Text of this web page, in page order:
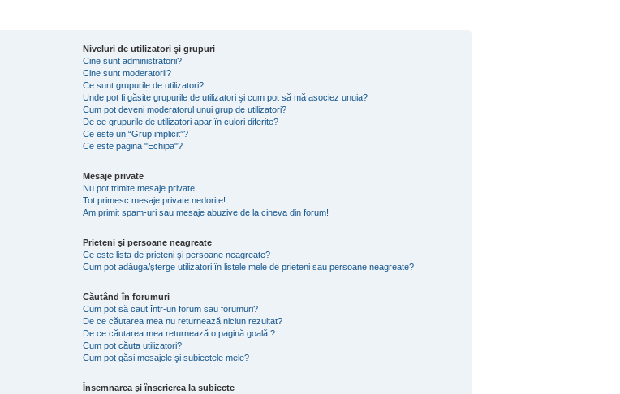
Niveluri de utilizatori şi grupuri
Cine sunt administratorii?
Cine sunt moderatorii?
Ce sunt grupurile de utilizatori?
Unde pot fi găsite grupurile de utilizatori şi cum pot să mă asociez unuia?
Cum pot deveni moderatorul unui grup de utilizatori?
De ce grupurile de utilizatori apar în culori diferite?
Ce este un “Grup implicit”?
Ce este pagina "Echipa"?
Mesaje private
Nu pot trimite mesaje private!
Tot primesc mesaje private nedorite!
Am primit spam-uri sau mesaje abuzive de la cineva din forum!
Prieteni şi persoane neagreate
Ce este lista de prieteni şi persoane neagreate?
Cum pot adăuga/şterge utilizatori în listele mele de prieteni sau persoane neagreate?
Căutând în forumuri
Cum pot să caut într-un forum sau forumuri?
De ce căutarea mea nu returnează niciun rezultat?
De ce căutarea mea returnează o pagină goală!?
Cum pot căuta utilizatori?
Cum pot găsi mesajele şi subiectele mele?
Însemnarea şi înscrierea la subiecte